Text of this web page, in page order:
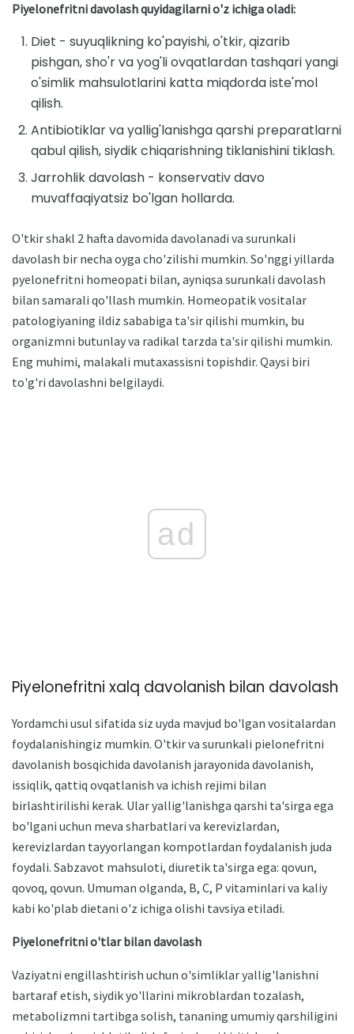
Piyelonefritni davolash quyidagilarni o'z ichiga oladi:
Diet - suyuqlikning ko'payishi, o'tkir, qizarib
pishgan, sho'r va yog'li ovqatlardan tashqari yangi
o'simlik mahsulotlarini katta miqdorda iste'mol
qilish.
Antibiotiklar va yallig'lanishga qarshi preparatlarni
qabul qilish, siydik chiqarishning tiklanishini tiklash.
Jarrohlik davolash - konservativ davo
muvaffaqiyatsiz bo'lgan hollarda.
O'tkir shakl 2 hafta davomida davolanadi va surunkali
davolash bir necha oyga cho'zilishi mumkin. So'nggi yillarda
pyelonefritni homeopati bilan, ayniqsa surunkali davolash
bilan samarali qo'llash mumkin. Homeopatik vositalar
patologiyaning ildiz sababiga ta'sir qilishi mumkin, bu
organizmni butunlay va radikal tarzda ta'sir qilishi mumkin.
Eng muhimi, malakali mutaxassisni topishdir. Qaysi biri
to'g'ri davolashni belgilaydi.
ad
Piyelonefritni xalq davolanish bilan davolash
Yordamchi usul sifatida siz uyda mavjud bo'lgan vositalardan
foydalanishingiz mumkin. O'tkir va surunkali pielonefritni
davolanish bosqichida davolanish jarayonida davolanish,
issiqlik, qattiq ovqatlanish va ichish rejimi bilan
birlashtirilishi kerak. Ular yallig'lanishga qarshi ta'sirga ega
bo'lgani uchun meva sharbatlari va kerevizlardan,
kerevizlardan tayyorlangan kompotlardan foydalanish juda
foydali. Sabzavot mahsuloti, diuretik ta'sirga ega: qovun,
qovoq, qovun. Umuman olganda, B, C, P vitaminlari va kaliy
kabi ko'plab dietani o'z ichiga olishi tavsiya etiladi.
Piyelonefritni o'tlar bilan davolash
Vaziyatni engillashtirish uchun o'simliklar yallig'lanishni
bartaraf etish, siydik yo'llarini mikroblardan tozalash,
metabolizmni tartibga solish, tananing umumiy qarshiligini